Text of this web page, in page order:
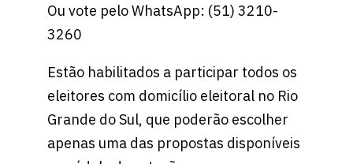
Ou vote pelo WhatsApp: (51) 3210-
3260
Estão habilitados a participar todos os
eleitores com domicílio eleitoral no Rio
Grande do Sul, que poderão escolher
apenas uma das propostas disponíveis